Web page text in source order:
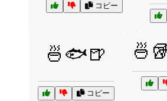
コピー
🍜🐟🍺
コピー